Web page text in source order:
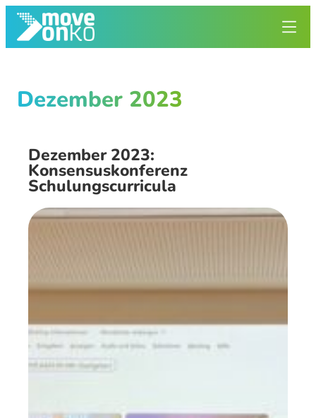
Zum
Inhalt
springen
Dezember 2023
Dezember 2023:
Konsensuskonferenz
Schulungscurricula